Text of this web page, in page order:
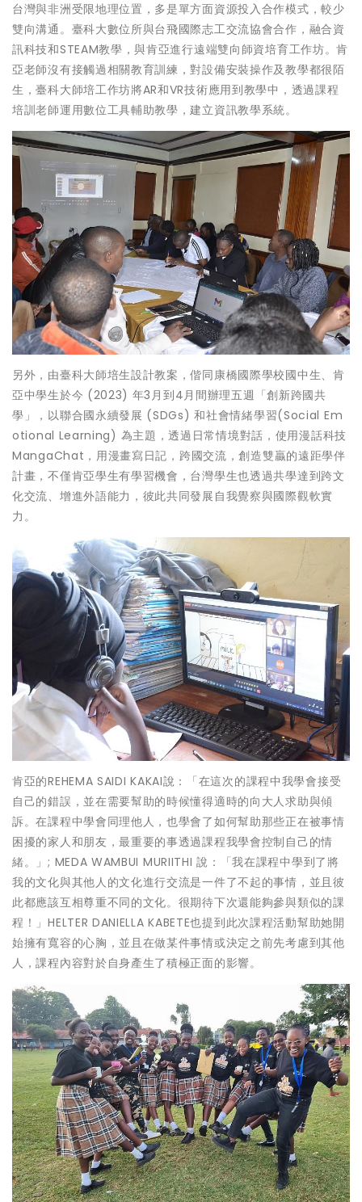
台灣與非洲受限地理位置，多是單方面資源投入合作模式，較少
雙向溝通。臺科大數位所與台飛國際志工交流協會合作，融合資
訊科技和STEAM教學，與肯亞進行遠端雙向師資培育工作坊。肯
亞老師沒有接觸過相關教育訓練，對設備安裝操作及教學都很陌
生，臺科大師培工作坊將AR和VR技術應用到教學中，透過課程
培訓老師運用數位工具輔助教學，建立資訊教學系統。
另外，由臺科大師培生設計教案，偕同康橋國際學校國中生、肯
亞中學生於今 (2023) 年3月到4月間辦理五週「創新跨國共
學」，以聯合國永續發展 (SDGs) 和社會情緒學習(Social Em
otional Learning) 為主題，透過日常情境對話，使用漫話科技
MangaChat，用漫畫寫日記，跨國交流，創造雙贏的遠距學伴
計畫，不僅肯亞學生有學習機會，台灣學生也透過共學達到跨文
化交流、增進外語能力，彼此共同發展自我覺察與國際觀軟實
力。
肯亞的REHEMA SAIDI KAKAI說：「在這次的課程中我學會接受
自己的錯誤，並在需要幫助的時候懂得適時的向大人求助與傾
訴。在課程中學會同理他人，也學會了如何幫助那些正在被事情
困擾的家人和朋友，最重要的事透過課程我學會控制自己的情
緒。」; MEDA WAMBUI MURIITHI 說：「我在課程中學到了將
我的文化與其他人的文化進行交流是一件了不起的事情，並且彼
此都應該互相尊重不同的文化。很期待下次還能夠參與類似的課
程！」HELTER DANIELLA KABETE也提到此次課程活動幫助她開
始擁有寬容的心胸，並且在做某件事情或決定之前先考慮到其他
人，課程內容對於自身產生了積極正面的影響。